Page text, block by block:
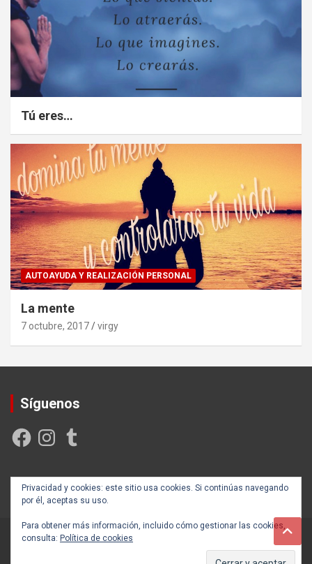
Tú eres…
AUTOAYUDA Y REALIZACIÓN PERSONAL
La mente
7 octubre, 2017 virgy
Síguenos
FacebookInstagramTumblr
Privacidad y cookies: este sitio usa cookies. Si continúas navegando
por él, aceptas su uso.
Para obtener más información, incluido cómo gestionar las cookies,
consulta: Política de cookies
Creada y posicionada por Rogama Informática